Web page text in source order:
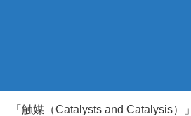
「触媒（Catalysts and Catalysis